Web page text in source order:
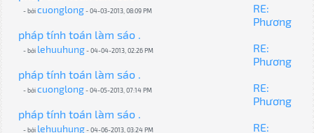
- bởicuonglong- 04-03-2013, 08:09 PM
RE:
Phương
pháp tính toán làm sáo .
- bởi lehuuhung- 04-04-2013, 02:26 PM
RE:
Phương
pháp tính toán làm sáo .
- bởicuonglong- 04-05-2013, 07:14 PM
RE:
Phương
pháp tính toán làm sáo .
- bởi lehuuhung- 04-06-2013, 03:24 PM
RE: